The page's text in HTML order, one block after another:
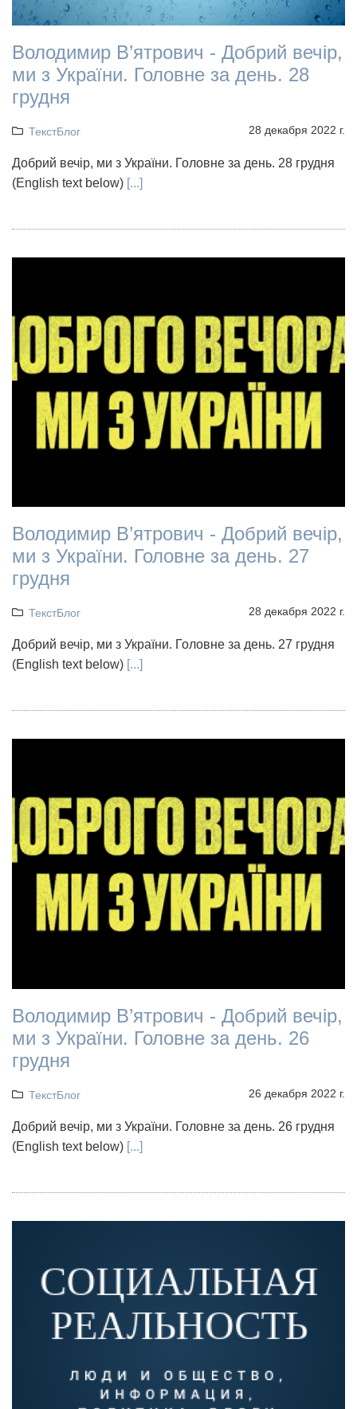
Володимир В’ятрович - Добрий вечір,
ми з України. Головне за день. 28
грудня
ТекстБлог 28 декабря 2022 г.
Добрий вечір, ми з України. Головне за день. 28 грудня
(English text below) [...]
Володимир В’ятрович - Добрий вечір,
ми з України. Головне за день. 27
грудня
ТекстБлог 28 декабря 2022 г.
Добрий вечір, ми з України. Головне за день. 27 грудня
(English text below) [...]
Володимир В’ятрович - Добрий вечір,
ми з України. Головне за день. 26
грудня
ТекстБлог 26 декабря 2022 г.
Добрий вечір, ми з України. Головне за день. 26 грудня
(English text below) [...]